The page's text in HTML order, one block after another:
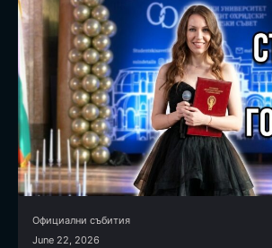
Официални събития
June 22, 2026